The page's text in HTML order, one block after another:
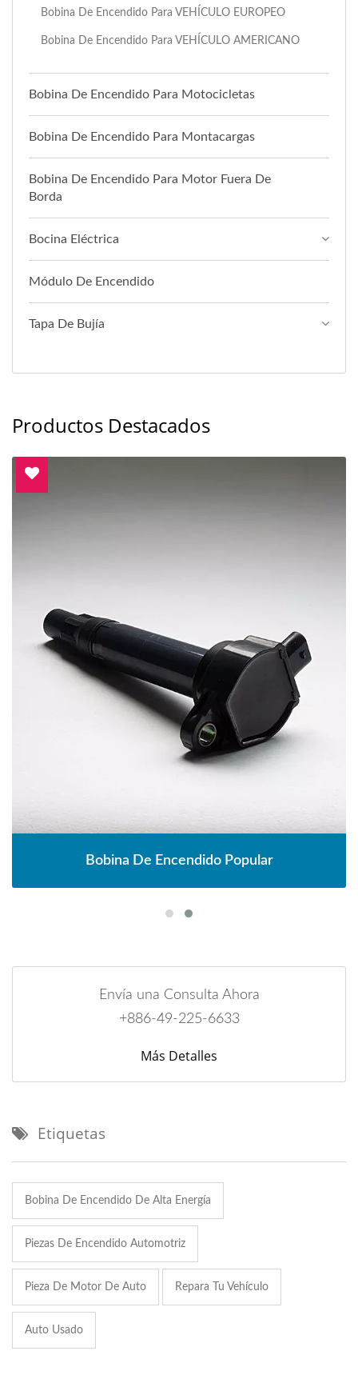
Bobina De Encendido Para VEHÍCULO EUROPEO
Bobina De Encendido Para VEHÍCULO AMERICANO
Bobina De Encendido Para Motocicletas
Bobina De Encendido Para Montacargas
Bobina De Encendido Para Motor Fuera De
Borda
Bocina Eléctrica
Módulo De Encendido
Tapa De Bujía
Productos Destacados
Bobina De Encendido Popular
Envía una Consulta Ahora
+886-49-225-6633
Más Detalles
Etiquetas
Bobina De Encendido De Alta Energía
Piezas De Encendido Automotriz
Pieza De Motor De Auto Repara Tu Vehículo
Auto Usado